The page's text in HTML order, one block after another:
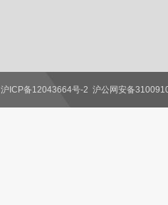
沪ICP备12043664号-2 沪公网安备